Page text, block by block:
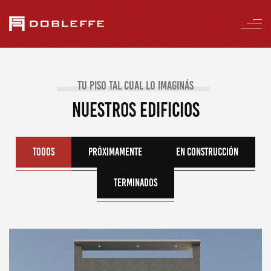
tu piso tal cual lo imaginás
Nuestros edificios
Todos Próximamente En construcción
Terminados